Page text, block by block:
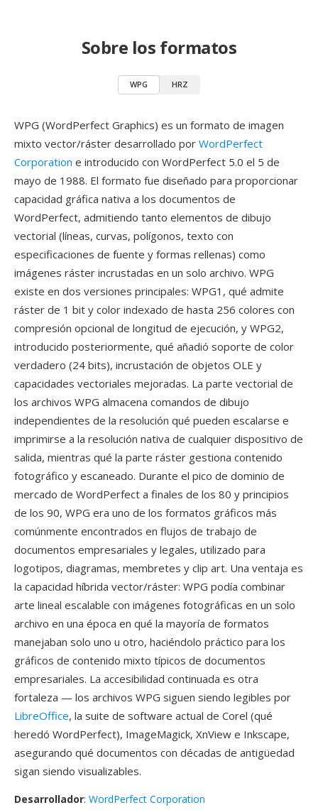
Sobre los formatos
WPG HRZ
WPG (WordPerfect Graphics) es un formato de imagen
mixto vector/ráster desarrollado por WordPerfect
Corporation e introducido con WordPerfect 5.0 el 5 de
mayo de 1988. El formato fue diseñado para proporcionar
capacidad gráfica nativa a los documentos de
WordPerfect, admitiendo tanto elementos de dibujo
vectorial (líneas, curvas, polígonos, texto con
especificaciones de fuente y formas rellenas) como
imágenes ráster incrustadas en un solo archivo. WPG
existe en dos versiones principales: WPG1, qué admite
ráster de 1 bit y color indexado de hasta 256 colores con
compresión opcional de longitud de ejecución, y WPG2,
introducido posteriormente, qué añadió soporte de color
verdadero (24 bits), incrustación de objetos OLE y
capacidades vectoriales mejoradas. La parte vectorial de
los archivos WPG almacena comandos de dibujo
independientes de la resolución qué pueden escalarse e
imprimirse a la resolución nativa de cualquier dispositivo de
salida, mientras qué la parte ráster gestiona contenido
fotográfico y escaneado. Durante el pico de dominio de
mercado de WordPerfect a finales de los 80 y principios
de los 90, WPG era uno de los formatos gráficos más
comúnmente encontrados en flujos de trabajo de
documentos empresariales y legales, utilizado para
logotipos, diagramas, membretes y clip art. Una ventaja es
la capacidad híbrida vector/ráster: WPG podía combinar
arte lineal escalable con imágenes fotográficas en un solo
archivo en una época en qué la mayoría de formatos
manejaban solo uno u otro, haciéndolo práctico para los
gráficos de contenido mixto típicos de documentos
empresariales. La accesibilidad continuada es otra
fortaleza — los archivos WPG siguen siendo legibles por
LibreOffice, la suite de software actual de Corel (qué
heredó WordPerfect), ImageMagick, XnView e Inkscape,
asegurando qué documentos con décadas de antigüedad
sigan siendo visualizables.
Desarrollador: WordPerfect Corporation